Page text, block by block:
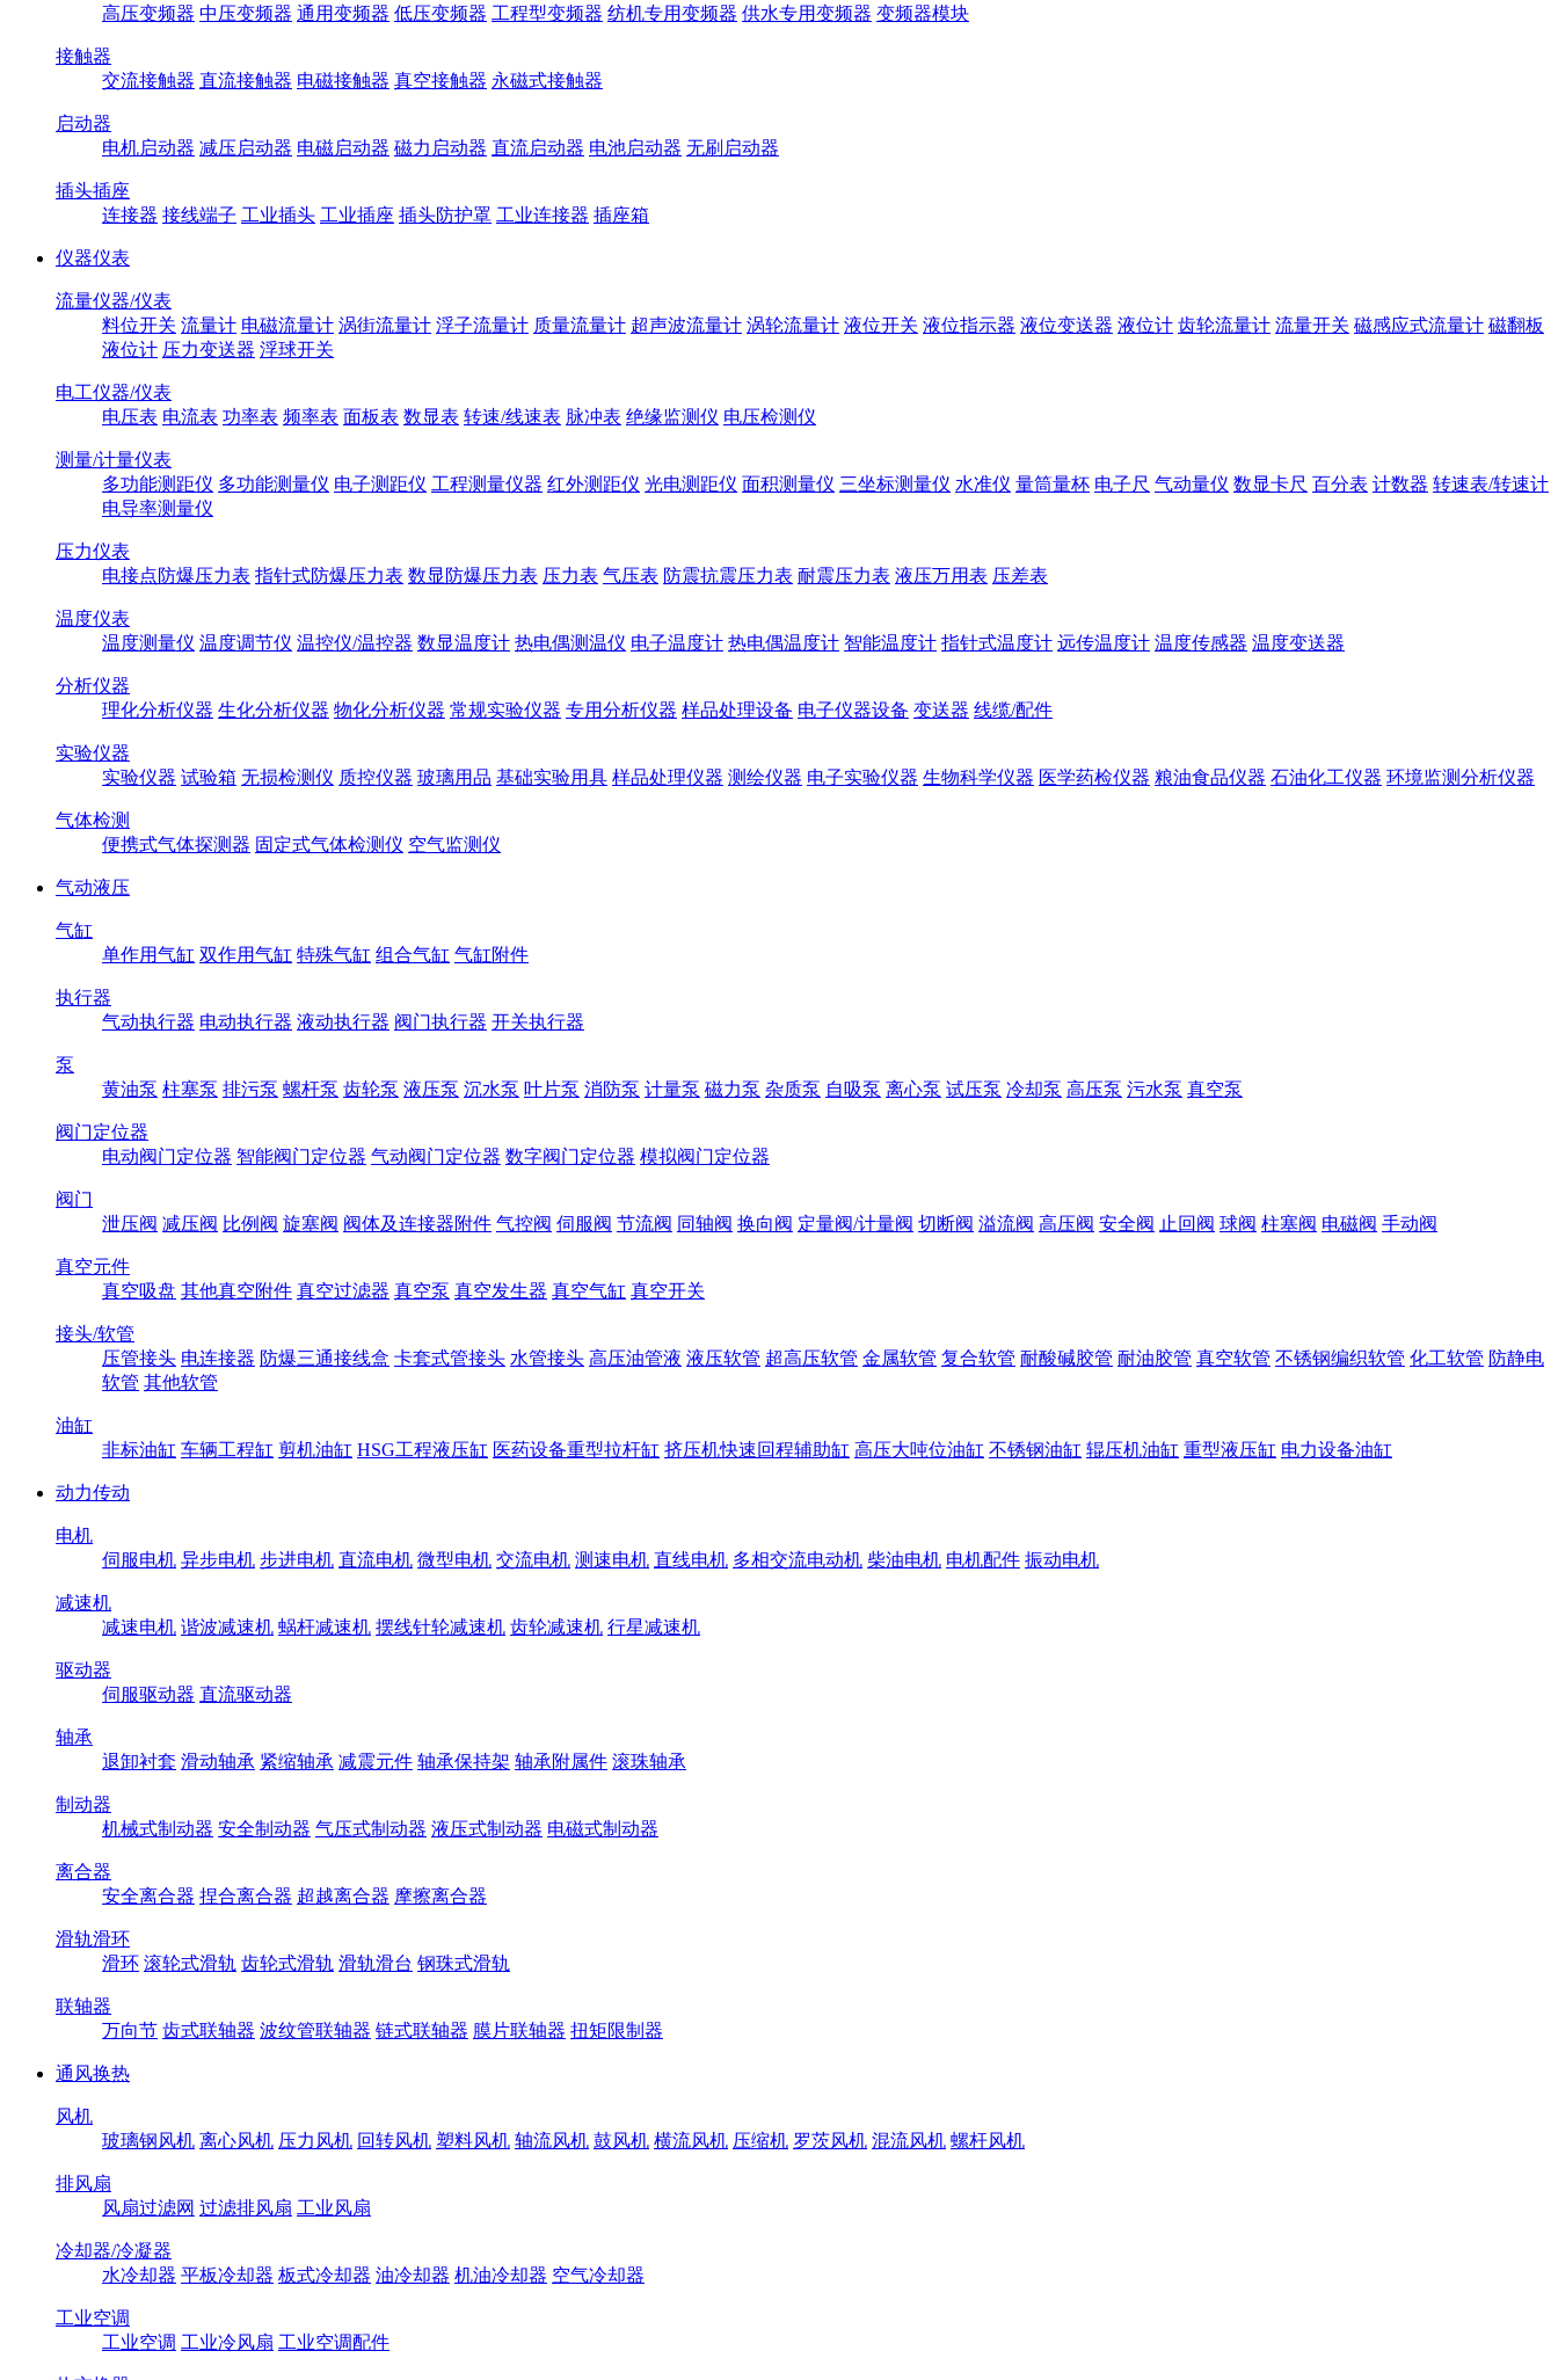
高压变频器 中压变频器 通用变频器 低压变频器 工程型变频器 纺机专用变频器 供水专用变频器 变频器模块
接触器
交流接触器 直流接触器 电磁接触器 真空接触器 永磁式接触器
启动器
电机启动器 减压启动器 电磁启动器 磁力启动器 直流启动器 电池启动器 无刷启动器
插头插座
连接器 接线端子 工业插头 工业插座 插头防护罩 工业连接器 插座箱
仪器仪表
流量仪器/仪表
料位开关 流量计 电磁流量计 涡街流量计 浮子流量计 质量流量计 超声波流量计 涡轮流量计 液位开关 液位指示器 液位变送器 液位计 齿轮流量计 流量开关 磁感应式流量计 磁翻板
液位计 压力变送器 浮球开关
电工仪器/仪表
电压表 电流表 功率表 频率表 面板表 数显表 转速/线速表 脉冲表 绝缘监测仪 电压检测仪
测量/计量仪表
多功能测距仪 多功能测量仪 电子测距仪 工程测量仪器 红外测距仪 光电测距仪 面积测量仪 三坐标测量仪 水准仪 量筒量杯 电子尺 气动量仪 数显卡尺 百分表 计数器 转速表/转速计
电导率测量仪
压力仪表
电接点防爆压力表 指针式防爆压力表 数显防爆压力表 压力表 气压表 防震抗震压力表 耐震压力表 液压万用表 压差表
温度仪表
温度测量仪 温度调节仪 温控仪/温控器 数显温度计 热电偶测温仪 电子温度计 热电偶温度计 智能温度计 指针式温度计 远传温度计 温度传感器 温度变送器
分析仪器
理化分析仪器 生化分析仪器 物化分析仪器 常规实验仪器 专用分析仪器 样品处理设备 电子仪器设备 变送器 线缆/配件
实验仪器
实验仪器 试验箱 无损检测仪 质控仪器 玻璃用品 基础实验用具 样品处理仪器 测绘仪器 电子实验仪器 生物科学仪器 医学药检仪器 粮油食品仪器 石油化工仪器 环境监测分析仪器
气体检测
便携式气体探测器 固定式气体检测仪 空气监测仪
气动液压
气缸
单作用气缸 双作用气缸 特殊气缸 组合气缸 气缸附件
执行器
气动执行器 电动执行器 液动执行器 阀门执行器 开关执行器
泵
黄油泵 柱塞泵 排污泵 螺杆泵 齿轮泵 液压泵 沉水泵 叶片泵 消防泵 计量泵 磁力泵 杂质泵 自吸泵 离心泵 试压泵 冷却泵 高压泵 污水泵 真空泵
阀门定位器
电动阀门定位器 智能阀门定位器 气动阀门定位器 数字阀门定位器 模拟阀门定位器
阀门
泄压阀 减压阀 比例阀 旋塞阀 阀体及连接器附件 气控阀 伺服阀 节流阀 同轴阀 换向阀 定量阀/计量阀 切断阀 溢流阀 高压阀 安全阀 止回阀 球阀 柱塞阀 电磁阀 手动阀
真空元件
真空吸盘 其他真空附件 真空过滤器 真空泵 真空发生器 真空气缸 真空开关
接头/软管
压管接头 电连接器 防爆三通接线盒 卡套式管接头 水管接头 高压油管液 液压软管 超高压软管 金属软管 复合软管 耐酸碱胶管 耐油胶管 真空软管 不锈钢编织软管 化工软管 防静电
软管 其他软管
油缸
非标油缸 车辆工程缸 剪机油缸 HSG工程液压缸 医药设备重型拉杆缸 挤压机快速回程辅助缸 高压大吨位油缸 不锈钢油缸 辊压机油缸 重型液压缸 电力设备油缸
动力传动
电机
伺服电机 异步电机 步进电机 直流电机 微型电机 交流电机 测速电机 直线电机 多相交流电动机 柴油电机 电机配件 振动电机
减速机
减速电机 谐波减速机 蜗杆减速机 摆线针轮减速机 齿轮减速机 行星减速机
驱动器
伺服驱动器 直流驱动器
轴承
退卸衬套 滑动轴承 紧缩轴承 减震元件 轴承保持架 轴承附属件 滚珠轴承
制动器
机械式制动器 安全制动器 气压式制动器 液压式制动器 电磁式制动器
离合器
安全离合器 捏合离合器 超越离合器 摩擦离合器
滑轨滑环
滑环 滚轮式滑轨 齿轮式滑轨 滑轨滑台 钢珠式滑轨
联轴器
万向节 齿式联轴器 波纹管联轴器 链式联轴器 膜片联轴器 扭矩限制器
通风换热
风机
玻璃钢风机 离心风机 压力风机 回转风机 塑料风机 轴流风机 鼓风机 横流风机 压缩机 罗茨风机 混流风机 螺杆风机
排风扇
风扇过滤网 过滤排风扇 工业风扇
冷却器/冷凝器
水冷却器 平板冷却器 板式冷却器 油冷却器 机油冷却器 空气冷却器
工业空调
工业空调 工业冷风扇 工业空调配件